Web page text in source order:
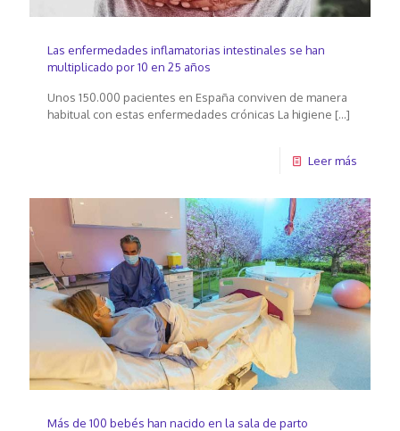
Las enfermedades inflamatorias intestinales se han
multiplicado por 10 en 25 años
Unos 150.000 pacientes en España conviven de manera
habitual con estas enfermedades crónicas La higiene […]
Leer más
Más de 100 bebés han nacido en la sala de parto